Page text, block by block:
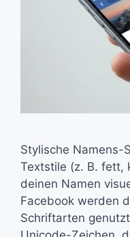
Stylische Namens-
Textstile (z. B. fett,
deinen Namen
Facebook werden
Schriftarten